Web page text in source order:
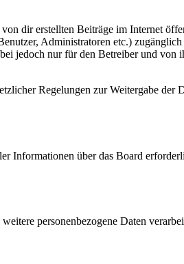
dir erstellten Beiträge im Internet
Administratoren etc.)
jedoch nur für den Betreiber und von
Regelungen zur Weitergabe der
Informationen über das Board
personenbezogene Daten